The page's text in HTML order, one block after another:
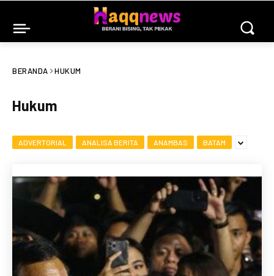
BERANDA HUKUM
Hukum
ADVERTORIAL ANALISA BERITA ANAMBAS BATAM